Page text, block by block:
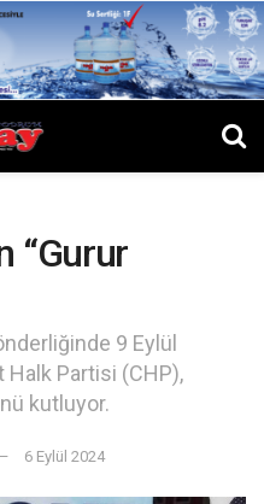
“Gurur
9 Eylül
Halk Partisi (CHP),
kutluyor.
6 Eylül 2024